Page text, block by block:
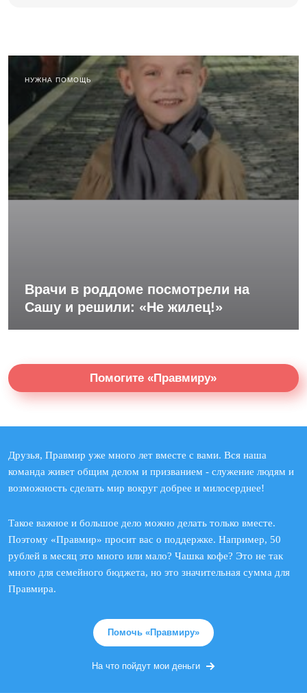
НУЖНА ПОМОЩЬ
Врачи в роддоме посмотрели на
Сашу и решили: «Не жилец!»
Помогите «Правмиру»
Друзья, Правмир уже много лет вместе с вами. Вся наша
команда живет общим делом и призванием - служение людям и
возможность сделать мир вокруг добрее и милосерднее!
Такое важное и большое дело можно делать только вместе.
Поэтому «Правмир» просит вас о поддержке. Например, 50
рублей в месяц это много или мало? Чашка кофе? Это не так
много для семейного бюджета, но это значительная сумма для
Правмира.
Помочь «Правмиру»
На что пойдут мои деньги